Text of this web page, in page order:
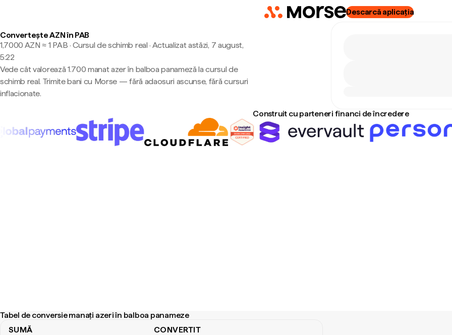
Descarcă aplicația
Convertește AZN în PAB
1,7000 AZN ≈ 1 PAB · Cursul de schimb real · Actualizat astăzi, 7 august,
5:22
Vede cât valorează 1.700 manat azer în balboa panameză la cursul de
schimb real. Trimite bani cu Morse — fără adaosuri ascunse, fără cursuri
inflacionate.
Construit cu parteneri financi de încredere
Tabel de conversie manați azeri în balboa panameze
SUMĂ CONVERTIT